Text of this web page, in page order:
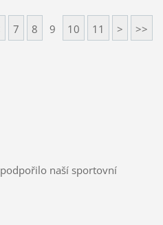
7 8 9 10 11 > >>
naší sportovní